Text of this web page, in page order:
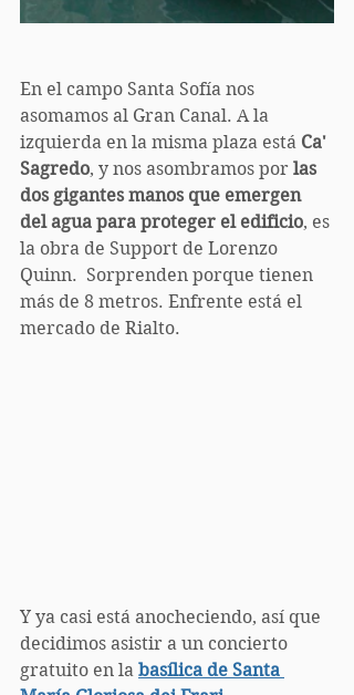
En el campo Santa Sofía nos
asomamos al Gran Canal. A la
izquierda en la misma plaza está Ca'
Sagredo, y nos asombramos por las
dos gigantes manos que emergen
del agua para proteger el edificio, es
la obra de Support de Lorenzo
Quinn.  Sorprenden porque tienen
más de 8 metros. Enfrente está el
mercado de Rialto.
Y ya casi está anocheciendo, así que
decidimos asistir a un concierto
gratuito en la basílica de Santa